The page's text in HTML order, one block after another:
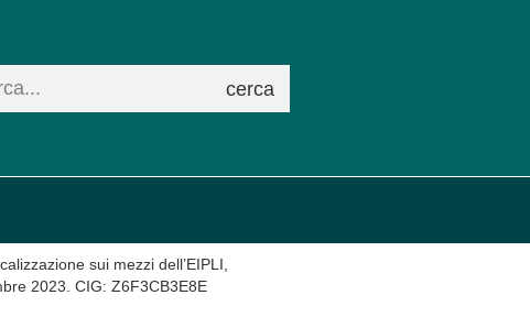
cerca
sui mezzi dell’EIPLI,
2023. CIG: Z6F3CB3E8E